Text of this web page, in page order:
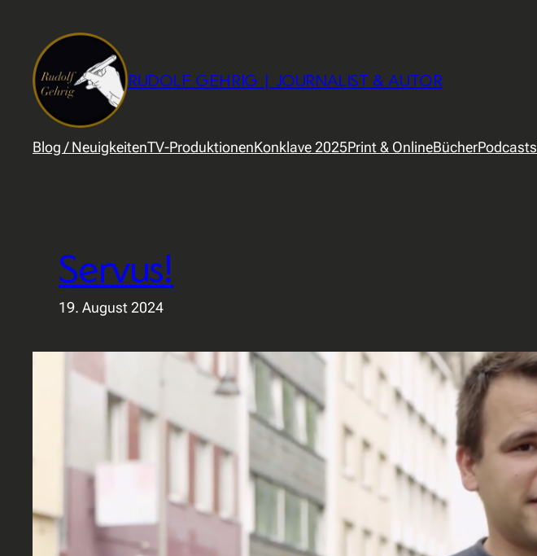
springen
RUDOLF GEHRIG | JOURNALIST & AUTOR
Blog / NeuigkeitenTV-ProduktionenKonklave 2025Print & OnlineBücherPodcasts
Servus!
19. August 2024